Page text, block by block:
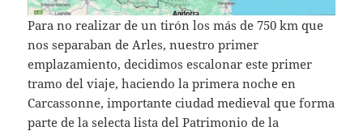
Para no realizar de un tirón los más de 750 km que
nos separaban de Arles, nuestro primer
emplazamiento, decidimos escalonar este primer
tramo del viaje, haciendo la primera noche en
Carcassonne, importante ciudad medieval que forma
parte de la selecta lista del Patrimonio de la